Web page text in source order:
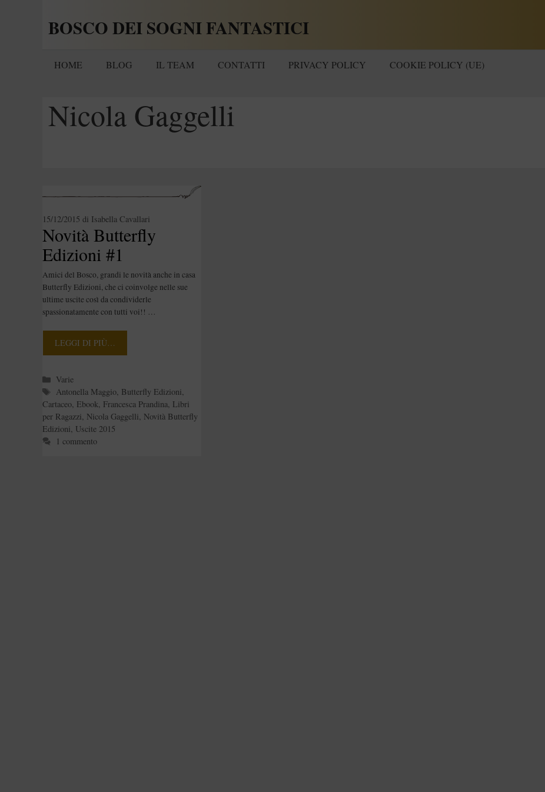
BOSCO DEI SOGNI FANTASTICI
HOME BLOG IL TEAM CONTATTI PRIVACY POLICY COOKIE POLICY (UE)
Nicola Gaggelli
Novità Butterfly
Edizioni #1
15/12/2015 di Isabella Cavallari
Amici del Bosco, grandi le novità anche in casa
Butterfly Edizioni, che ci coinvolge nelle sue
ultime uscite così da condividerle
spassionatamente con tutti voi!! …
LEGGI DI PIÙ…
Categorie
Varie
Tag
Antonella Maggio, Butterfly Edizioni,
Cartaceo, Ebook, Francesca Prandina, Libri
per Ragazzi, Nicola Gaggelli, Novità Butterfly
Edizioni, Uscite 2015
1 commento